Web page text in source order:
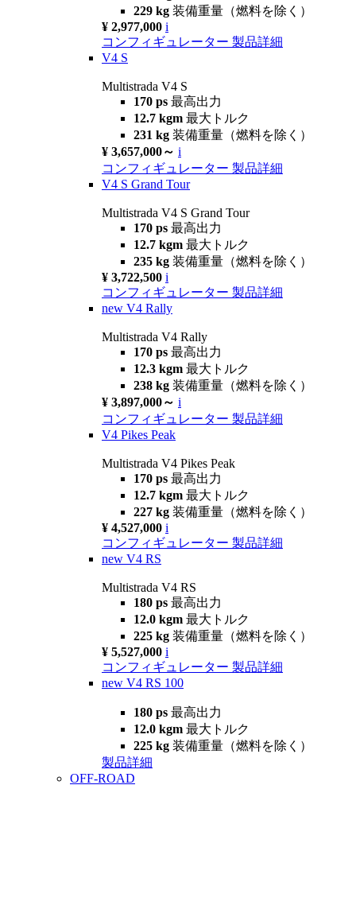
229 kg 装備重量（燃料を除く）
¥ 2,977,000 i
コンフィギュレーター 製品詳細
V4 S
Multistrada V4 S
170 ps 最高出力
12.7 kgm 最大トルク
231 kg 装備重量（燃料を除く）
¥ 3,657,000～ i
コンフィギュレーター 製品詳細
V4 S Grand Tour
Multistrada V4 S Grand Tour
170 ps 最高出力
12.7 kgm 最大トルク
235 kg 装備重量（燃料を除く）
¥ 3,722,500 i
コンフィギュレーター 製品詳細
new V4 Rally
Multistrada V4 Rally
170 ps 最高出力
12.3 kgm 最大トルク
238 kg 装備重量（燃料を除く）
¥ 3,897,000～ i
コンフィギュレーター 製品詳細
V4 Pikes Peak
Multistrada V4 Pikes Peak
170 ps 最高出力
12.7 kgm 最大トルク
227 kg 装備重量（燃料を除く）
¥ 4,527,000 i
コンフィギュレーター 製品詳細
new V4 RS
Multistrada V4 RS
180 ps 最高出力
12.0 kgm 最大トルク
225 kg 装備重量（燃料を除く）
¥ 5,527,000 i
コンフィギュレーター 製品詳細
new V4 RS 100
180 ps 最高出力
12.0 kgm 最大トルク
225 kg 装備重量（燃料を除く）
製品詳細
OFF-ROAD